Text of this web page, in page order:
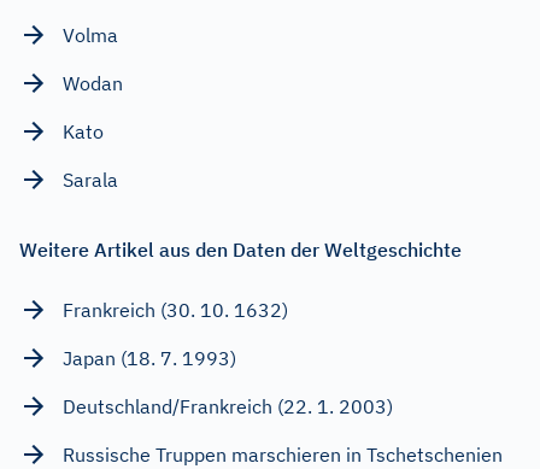
Volma
Wodan
Kato
Sarala
Weitere Artikel aus den Daten der Weltgeschichte
Frankreich (30. 10. 1632)
Japan (18. 7. 1993)
Deutschland/Frankreich (22. 1. 2003)
Russische Truppen marschieren in Tschetschenien